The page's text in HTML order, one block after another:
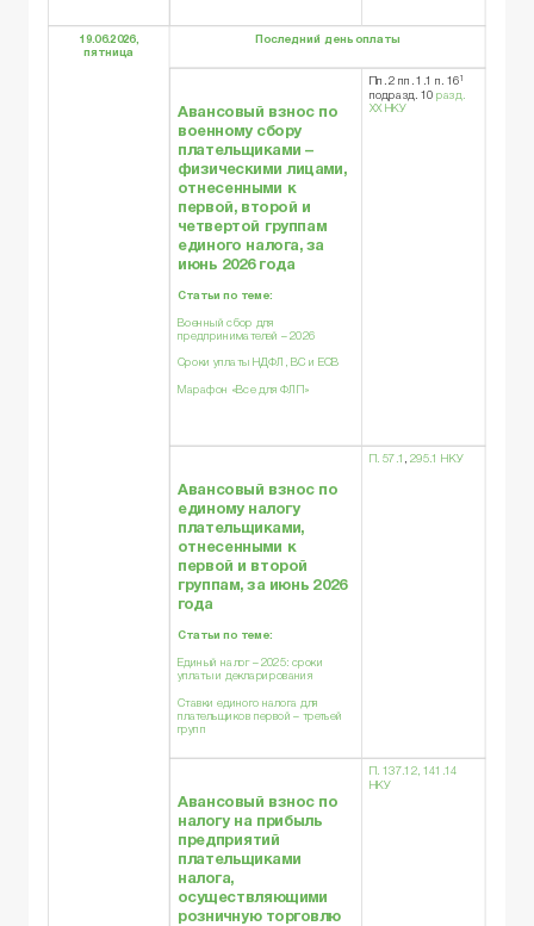
19.06.2026,
пятница
Последний день оплаты
Авансовый взнос по
военному сбору
плательщиками –
физическими лицами,
отнесенными к
первой, второй и
четвертой группам
единого налога, за
июнь 2026 года
Статьи по теме:
Военный сбор для
предпринимателей – 2026
Сроки уплаты НДФЛ, ВС и ЕСВ
Марафон «Все для ФЛП»
Пп. 2 пп. 1.1 п. 161
подразд. 10 разд.
XX НКУ
Авансовый взнос по
единому налогу
плательщиками,
отнесенными к
первой и второй
группам, за июнь 2026
года
Статьи по теме:
Единый налог – 2025: сроки
уплаты и декларирования
Ставки единого налога для
плательщиков первой – третьей
групп
П. 57.1 ,295.1 НКУ
Авансовый взнос по
налогу на прибыль
предприятий
плательщиками
налога,
осуществляющими
розничную торговлю
П. 137.12, 141.14
НКУ